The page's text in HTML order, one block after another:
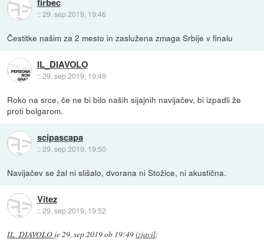
::29. sep 2019, 19:46
Čestitke našim za 2 mesto in zaslužena zmaga Srbije v finalu
IL_DIAVOLO
::29. sep 2019, 19:49
Roko na srce, če ne bi bilo naših sijajnih navijačev, bi izpadli že
proti bolgarom.
scipascapa
::29. sep 2019, 19:50
Navijačev se žal ni slišalo, dvorana ni Stožice, ni akustična.
Vitez
::29. sep 2019, 19:52
IL_DIAVOLO je29. sep 2019 ob 19:49izjavil: